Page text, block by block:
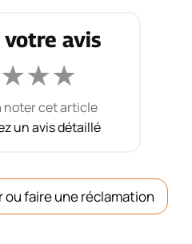
votre avis
★★★
noter cet article
un avis détaillé
ou faire une réclamation